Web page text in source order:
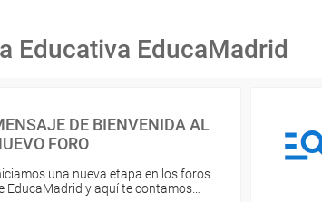
Educativa EducaMadrid
DE BIENVENIDA AL
FORO
una nueva etapa en los foros
EducaMadrid y aquí te contamos…